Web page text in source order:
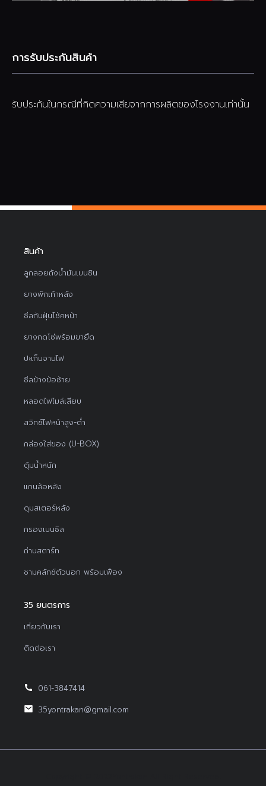
การรับประกันสินค้า
รับประกันในกรณีที่กิดความเสียจากการผลิตของโรงงานเท่านั้น
สินค้า
ลูกลอยถังน้ำมันเบนซิน
ยางพักเท้าหลัง
ซีลกันฝุ่นโช้คหน้า
ยางกดโซ่พร้อมขายึด
ปะเก็นจานไฟ
ซีลข้างข้อซ้าย
หลอดไฟไมล์เสียบ
สวิทช์ไฟหน้าสูง-ต่ำ
กล่องใส่ของ (U-BOX)
ตุ้มน้ำหนัก
แกนล้อหลัง
ดุมสเตอร์หลัง
กรองเบนซิล
ถ่านสตาร์ท
ชามคลัทช์ตัวนอก พร้อมเฟือง
35 ยนตรการ
เกี่ยวกับเรา
ติดต่อเรา
061-3847414
35yontrakan@gmail.com